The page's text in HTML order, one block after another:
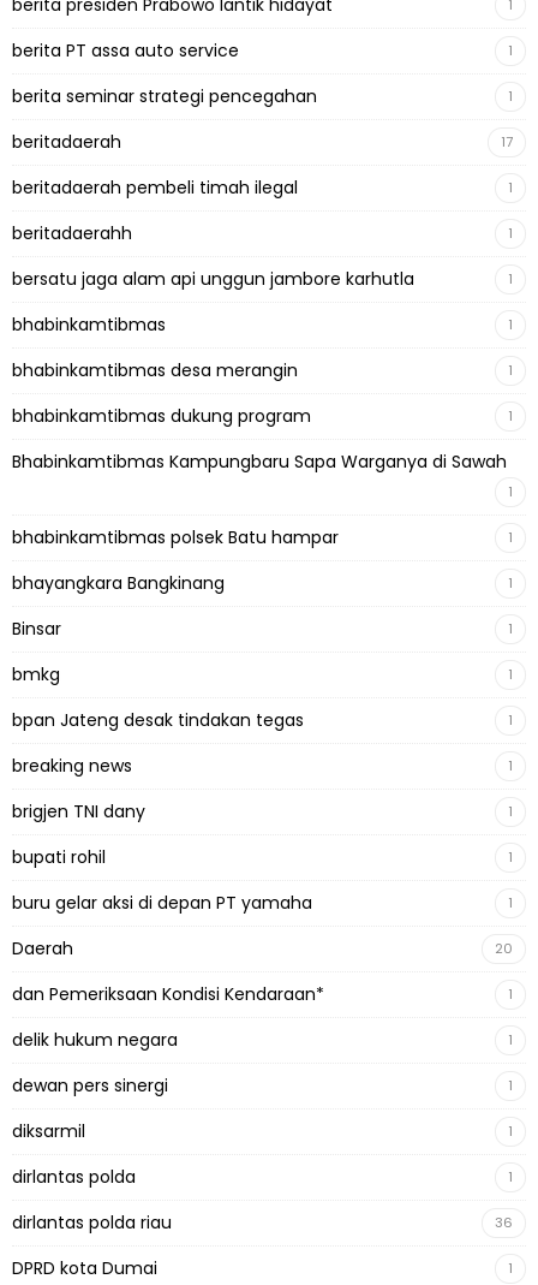
berita presiden Prabowo lantik hidayat 1
berita PT assa auto service 1
berita seminar strategi pencegahan 1
beritadaerah 17
beritadaerah pembeli timah ilegal 1
beritadaerahh 1
bersatu jaga alam api unggun jambore karhutla 1
bhabinkamtibmas 1
bhabinkamtibmas desa merangin 1
bhabinkamtibmas dukung program 1
Bhabinkamtibmas Kampungbaru Sapa Warganya di Sawah
1
bhabinkamtibmas polsek Batu hampar 1
bhayangkara Bangkinang 1
Binsar 1
bmkg 1
bpan Jateng desak tindakan tegas 1
breaking news 1
brigjen TNI dany 1
bupati rohil 1
buru gelar aksi di depan PT yamaha 1
Daerah 20
dan Pemeriksaan Kondisi Kendaraan* 1
delik hukum negara 1
dewan pers sinergi 1
diksarmil 1
dirlantas polda 1
dirlantas polda riau 36
DPRD kota Dumai 1